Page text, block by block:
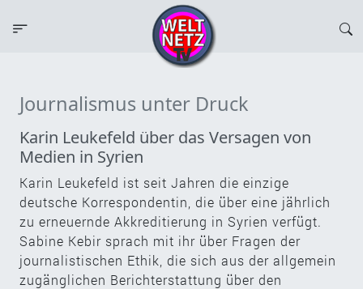
Journalismus unter Druck
Karin Leukefeld über das Versagen von
Medien in Syrien
Karin Leukefeld ist seit Jahren die einzige
deutsche Korrespondentin, die über eine jährlich
zu erneuernde Akkreditierung in Syrien verfügt.
Sabine Kebir sprach mit ihr über Fragen der
journalistischen Ethik, die sich aus der allgemein
zugänglichen Berichterstattung über den